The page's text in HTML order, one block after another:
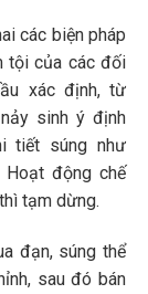
các biện pháp
tội của các đối
xác định, từ
sinh ý định
tiết súng như
Hoạt động chế
tạm dừng.
đạn, súng thể
sau đó bán